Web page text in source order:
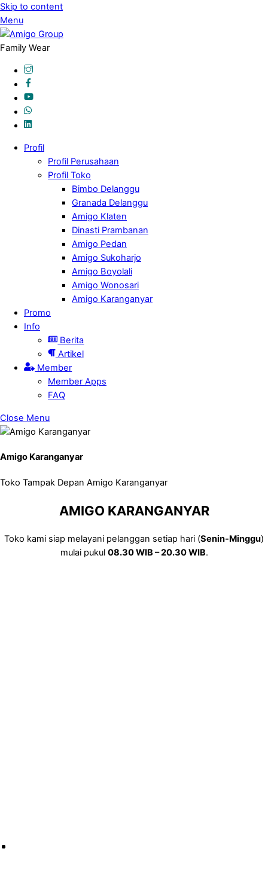
Skip to content
Menu
Family Wear
Profil
Profil Perusahaan
Profil Toko
Bimbo Delanggu
Granada Delanggu
Amigo Klaten
Dinasti Prambanan
Amigo Pedan
Amigo Sukoharjo
Amigo Boyolali
Amigo Wonosari
Amigo Karanganyar
Promo
Info
Berita
Artikel
Member
Member Apps
FAQ
Close Menu
Amigo Karanganyar
Toko Tampak Depan Amigo Karanganyar
AMIGO KARANGANYAR
Toko kami siap melayani pelanggan setiap hari (Senin-Minggu)
mulai pukul 08.30 WIB – 20.30 WIB.